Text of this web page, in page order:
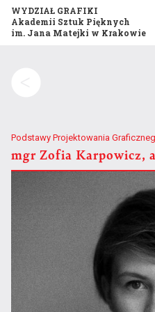
Misja i
Publikacje
Konkurs
Opis
Program
WYDZIAŁ GRAFIKI
Akademii Sztuk Pięknych
im. Jana Matejki w Krakowie
Podstawy Projektowania
mgr Zofia Karpowicz,